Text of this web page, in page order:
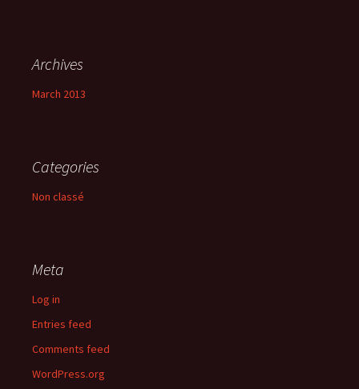
Archives
March 2013
Categories
Non classé
Meta
Log in
Entries feed
Comments feed
WordPress.org